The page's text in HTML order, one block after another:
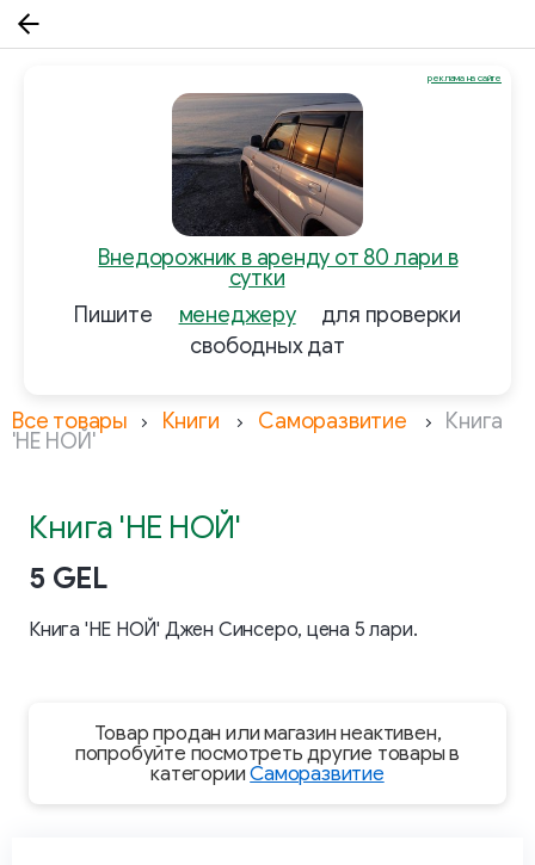
Внедорожник в аренду от 80 лари в
сутки
Пишите
менеджеру
для проверки
свободных дат
реклама на сайте
Все товары Книги Саморазвитие Книга
'НЕ НОЙ'
Книга 'НЕ НОЙ'
5 GEL
Книга 'НЕ НОЙ' Джен Синсеро, цена 5 лари.
Товар продан или магазин неактивен,
попробуйте посмотреть другие товары в
категорииСаморазвитие